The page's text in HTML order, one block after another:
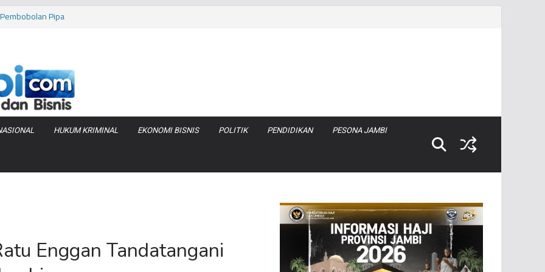
Pipa
Produksi Air
Jabung
HUKUM KRIMINAL EKONOMI BISNIS POLITIK PENDIDIKAN PESONA JAMBI
Enggan Tandatangani